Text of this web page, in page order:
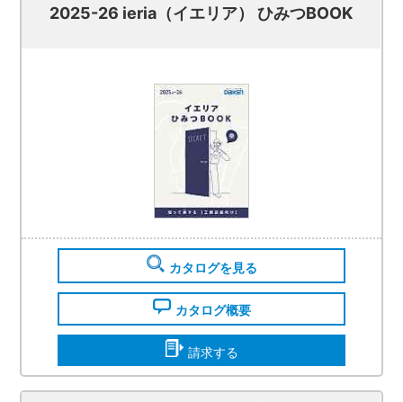
2025-26 ieria（イエリア） ひみつBOOK
カタログを見る
カタログ概要
請求する